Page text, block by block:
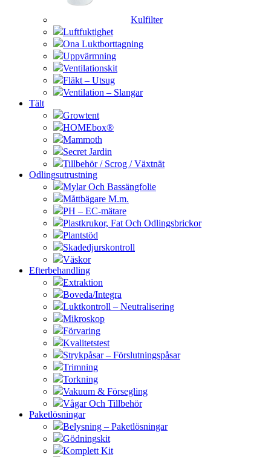
Kulfilter
Luftfuktighet
Ona Luktborttagning
Uppvärmning
Ventilationskit
Fläkt – Utsug
Ventilation – Slangar
Tält
Growtent
HOMEbox®
Mammoth
Secret Jardin
Tillbehör / Scrog / Växtnät
Odlingsutrustning
Mylar Och Bassängfolie
Måttbägare M.m.
PH – EC-mätare
Plastkrukor, Fat Och Odlingsbrickor
Plantstöd
Skadedjurskontroll
Väskor
Efterbehandling
Extraktion
Boveda/Integra
Luktkontroll – Neutralisering
Mikroskop
Förvaring
Kvalitetstest
Strykpåsar – Förslutningspåsar
Trimning
Torkning
Vakuum & Försegling
Vågar Och Tillbehör
Paketlösningar
Belysning – Paketlösningar
Gödningskit
Komplett Kit